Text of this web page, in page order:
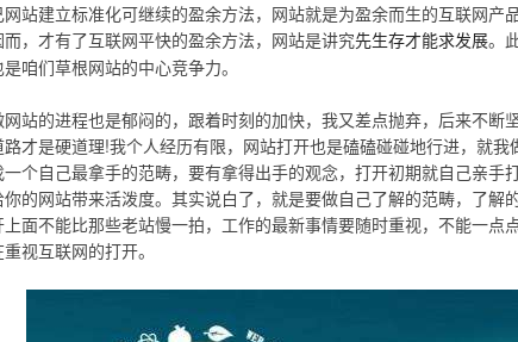
网站建立标准化可继续的盈余方法，网站就是为盈余而生的互联网
而，才有了互联网平快的盈余方法，网站是讲究先生存才能求发展。
咱们草根网站的中心竞争力。
的进程也是郁闷的，跟着时刻的加快，我又差点抛弃，后来不断
才是硬道理!我个人经历有限，网站打开也是磕磕碰碰地行进，就
个自己最拿手的范畴，要有拿得出手的观念，打开初期就自己亲手
的网站带来活泼度。其实说白了，就是要做自己了解的范畴，了
上面不能比那些老站慢一拍，工作的最新事情要随时重视，不能一
视互联网的打开。